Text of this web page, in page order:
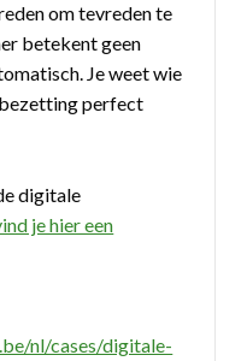
om tevreden te
betekent geen
Je weet wie
perfect
digitale
je hier een
nl/cases/digitale-